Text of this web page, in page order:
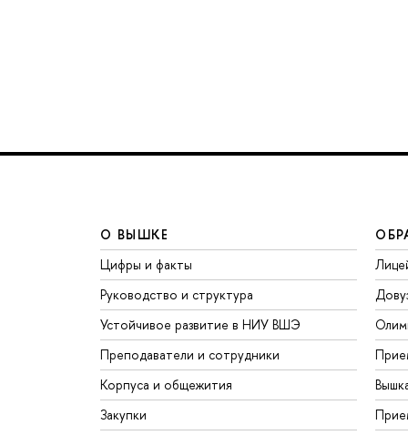
О ВЫШКЕ
Цифры и факты
Руководство и структура
Устойчивое развитие в НИУ ВШЭ
Преподаватели и сотрудники
Корпуса и общежития
Закупки